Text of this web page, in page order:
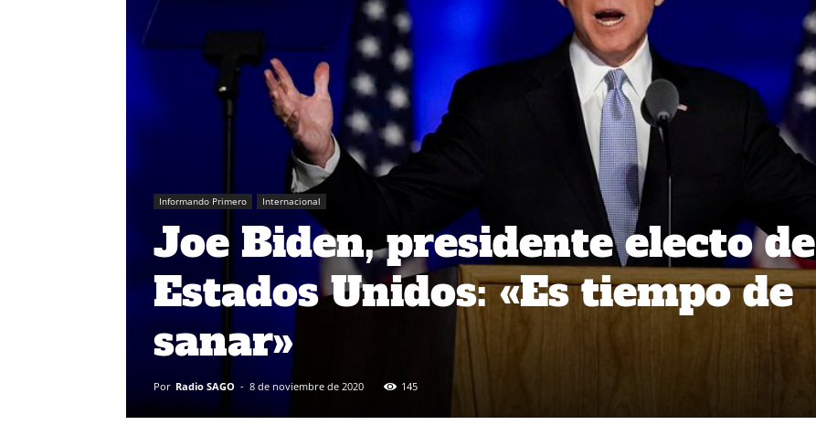
Informando Primero Internacional
Joe Biden, presidente electo de
Estados Unidos: «Es tiempo de
sanar»
Por Radio SAGO - 8 de noviembre de 2020 145